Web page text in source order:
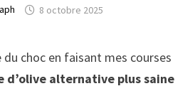
8 octobre 2025
choc en faisant mes courses
d’olive alternative plus saine